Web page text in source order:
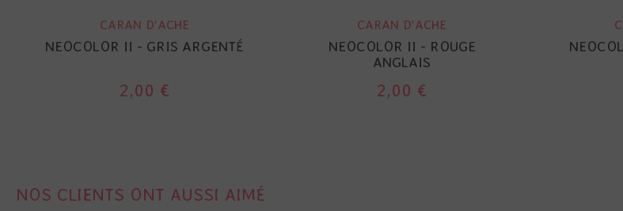
CARAN D'ACHE
NEOCOLOR II - GRIS ARGENTÉ
2,00 €
CARAN D'ACHE
NEOCOLOR II - ROUGE
ANGLAIS
2,00 €
NOS CLIENTS ONT AUSSI AIMÉ